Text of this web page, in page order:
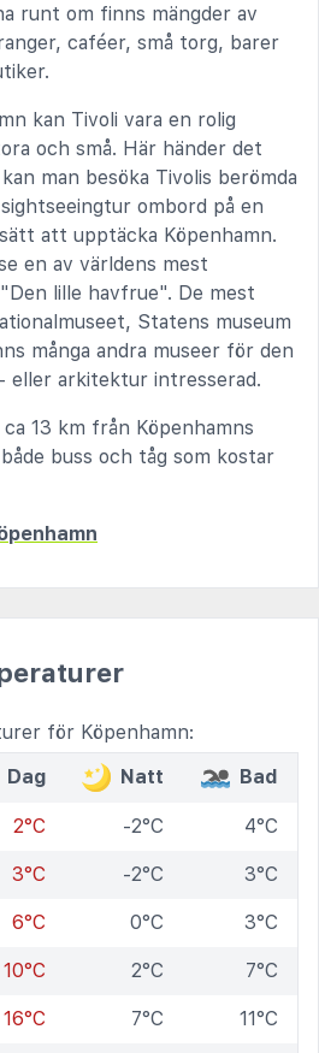
runt om finns mängder av
caféer, små torg, barer
kan Tivoli vara en rolig
och små. Här händer det
man besöka Tivolis berömda
ombord på en
att upptäcka Köpenhamn.
en av världens mest
lille havfrue". De mest
Statens museum
många andra museer för den
eller arkitektur intresserad.
13 km från Köpenhamns
buss och tåg som kostar
för Köpenhamn:
Dag
Natt Bad
2°C -2°C 4°C
3°C -2°C 3°C
6°C 0°C 3°C
10°C 2°C 7°C
16°C 7°C 11°C